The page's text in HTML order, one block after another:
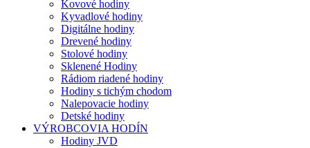
Kovové hodiny
Kyvadlové hodiny
Digitálne hodiny
Drevené hodiny
Stolové hodiny
Sklenené Hodiny
Rádiom riadené hodiny
Hodiny s tichým chodom
Nalepovacie hodiny
Detské hodiny
VÝROBCOVIA HODÍN
Hodiny JVD